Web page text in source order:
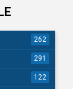
262
291
122